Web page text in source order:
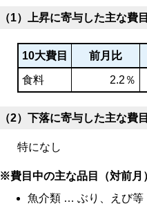
（1）上昇に寄与した主な費目
10大費目 前月比
食料 2.2％
（2）下落に寄与した主な費目
特になし
※費目中の主な品目（対前月
魚介類 … ぶり、えび等